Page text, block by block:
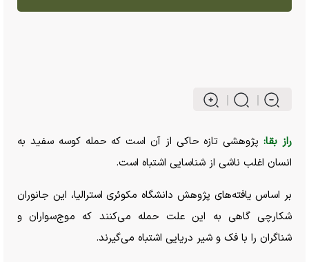
راز بقا: پژوهشی تازه حاکی از آن است که حمله کوسه سفید به
انسان اغلب ناشی از شناسایی اشتباه است.
بر اساس یافته‌های پژوهش دانشگاه مکوئری استرالیا، این جانوران
شکارچی گاهی به این علت حمله می‌کنند که موج‌سواران و
شناگران را با فک و شیر دریایی اشتباه می‌گیرند.